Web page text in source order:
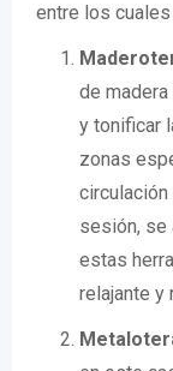
entre los
de
y tonificar
zonas
circulación
sesión, se
estas
relajante y